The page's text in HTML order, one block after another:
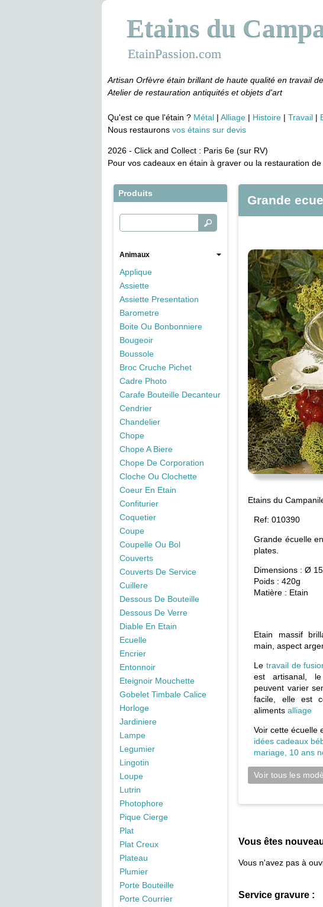
Etains du
EtainPassion.com
Artisan Orfèvre étain brillant de haute qualité en travail
Atelier de restauration antiquités et objets d'art
Qu'est ce que l'étain ? Métal Alliage Histoire Travail
Nous restaurons vos étains sur devis
2026 - Click and Collect : Paris 6e (sur RV)
Pour vos cadeaux en étain à graver ou la restauration
Produits
Animaux
Applique
Assiette
Assiette Presentation
Barometre
Boite Ou Bonbonniere
Bougeoir
Boussole
Broc Cruche Pichet
Cadre Photo
Carafe Bouteille Decanteur
Cendrier
Chandelier
Chope
Chope A Biere
Chope De Corporation
Cloche Ou Clochette
Coeur En Etain
Confiturier
Coquetier
Coupe
Coupelle Ou Bol
Couverts
Couverts De Service
Cuillere
Dessous De Bouteille
Dessous De Verre
Diable En Etain
Ecuelle
Encrier
Entonnoir
Eteignoir Mouchette
Gobelet Timbale Calice
Horloge
Jardiniere
Lampe
Legumier
Lingotin
Loupe
Lutrin
Photophore
Pique Cierge
Plat
Plat Creux
Plateau
Plumier
Porte Bouteille
Porte Courrier
Grande
Etains du
Ref:010390
Grande écuelle
plates.
Dimensions :Ø
Poids :420g
Matière : Etain
Etain massif
main, aspect
Le travail de
est artisanal,
peuvent varier
facile, elle est
alimentsalliage
Voir cette écuelle
idées cadeaux
mariage, 10 ans
Voir tous les
Vous êtes
Vous n'avez pas à
Service gravure :